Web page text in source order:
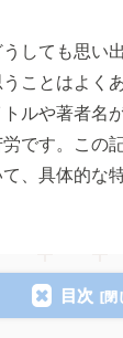
しても思い
ことはよく
ルや著者名
です。この
、具体的な
目次